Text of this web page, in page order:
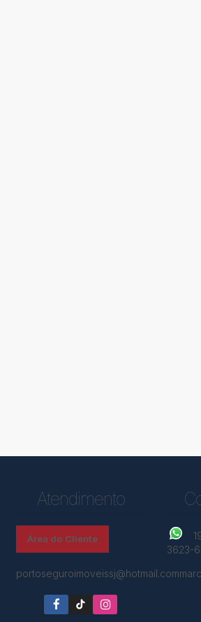
Atendimento
Área do Cliente
portoseguroimoveissj@hotmail.com
3623-